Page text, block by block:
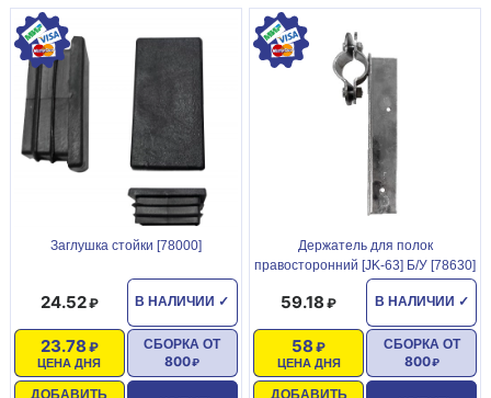
Заглушка стойки [78000]
В НАЛИЧИИ ✓
24.52
ЦЕНА ДНЯ
23.78
ДОБАВИТЬ
СБОРКА ОТ
800
Держатель для полок
правосторонний [JK-63] Б/У [78630]
В НАЛИЧИИ ✓
59.18
ЦЕНА ДНЯ
58
ДОБАВИТЬ
СБОРКА ОТ
800